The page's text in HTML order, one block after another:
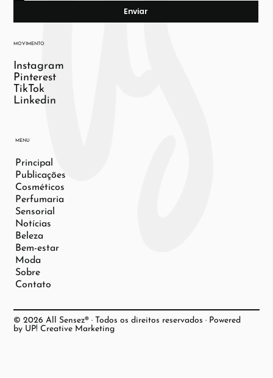
Enviar
MOVIMENTO
Instagram
Pinterest
TikTok
Linkedin
MENU
Principal
Publicações
Cosméticos
Perfumaria
Sensorial
Notícias
Beleza
Bem-estar
Moda
Sobre
Contato
© 2026 All Sensez® · Todos os direitos reservados · Powered
by UP! Creative Marketing